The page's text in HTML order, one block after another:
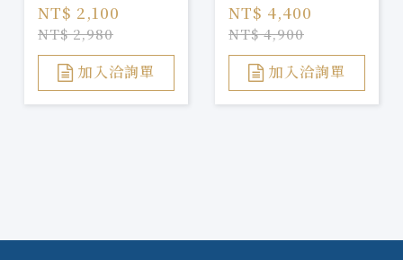
NT$ 2,100
NT$ 2,980
加入洽詢單
NT$ 4,400
NT$ 4,900
加入洽詢單